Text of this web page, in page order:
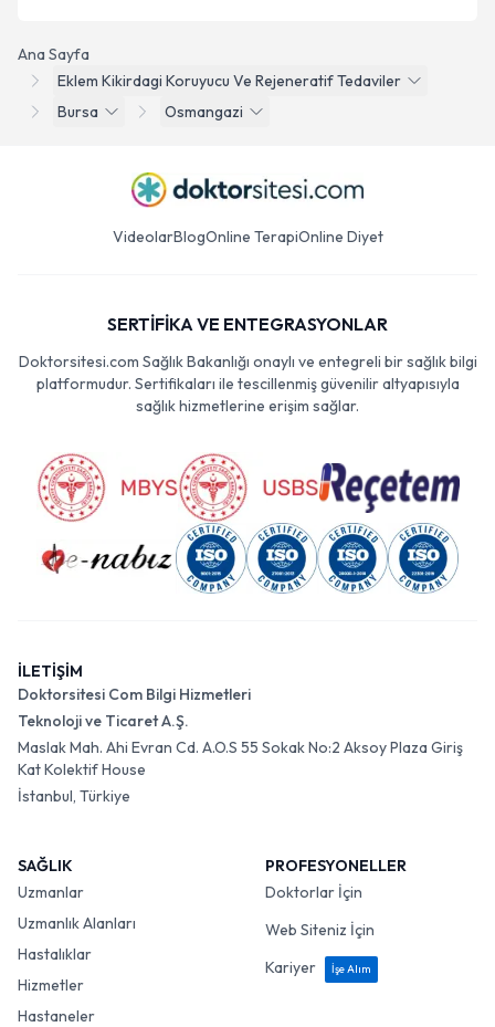
Ana Sayfa
Eklem Kikirdagi Koruyucu Ve Rejeneratif Tedaviler
Bursa
Osmangazi
VideolarBlogOnline TerapiOnline Diyet
SERTİFİKA VE ENTEGRASYONLAR
Doktorsitesi.com Sağlık Bakanlığı onaylı ve entegreli bir sağlık bilgi
platformudur. Sertifikaları ile tescillenmiş güvenilir altyapısıyla
sağlık hizmetlerine erişim sağlar.
İLETİŞİM
Doktorsitesi Com Bilgi Hizmetleri
Teknoloji ve Ticaret A.Ş.
Maslak Mah. Ahi Evran Cd. A.O.S 55 Sokak No:2 Aksoy Plaza Giriş
Kat Kolektif House
İstanbul, Türkiye
SAĞLIK
Uzmanlar
Uzmanlık Alanları
Hastalıklar
Hizmetler
Hastaneler
PROFESYONELLER
Doktorlar İçin
Web Siteniz İçin
Kariyer
İşe Alım